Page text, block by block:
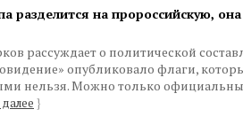
разделится на пророссийскую,
рассуждает о политической
опубликовало флаги,
нельзя. Можно только
}